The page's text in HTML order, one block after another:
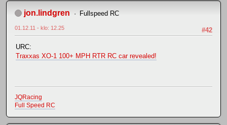
jon.lindgren Fullspeed RC
#42
01.12.11 - klo: 12.25
URC:
Traxxas XO-1 100+ MPH RTR RC car revealed!
JQRacing
Full Speed RC